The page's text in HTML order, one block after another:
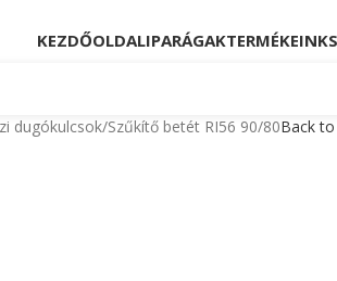
KEZDŐOLDALIPARÁGAKTERMÉKEINK
dugókulcsok Szűkítő betét RI56 90/80Back